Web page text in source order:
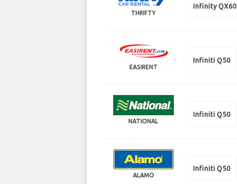
THRIFTY
Infinity QX60
EASIRENT
Infiniti Q50
NATIONAL
Infiniti Q50
ALAMO
Infiniti Q50